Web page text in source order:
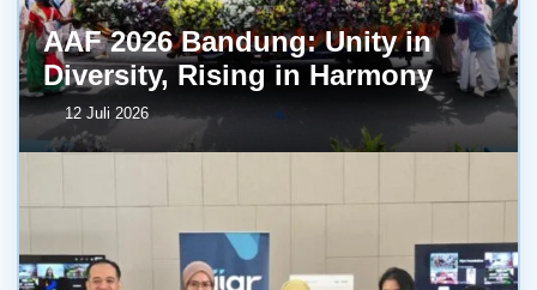
AAF 2026 Bandung: Unity in
Diversity, Rising in Harmony
12 Juli 2026